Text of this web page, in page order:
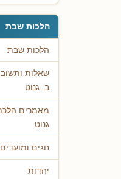
הלכות שבת
הלכות שבת
שאלות
ב. גנוט
מאמרים
גנוט
חגים
יהדות